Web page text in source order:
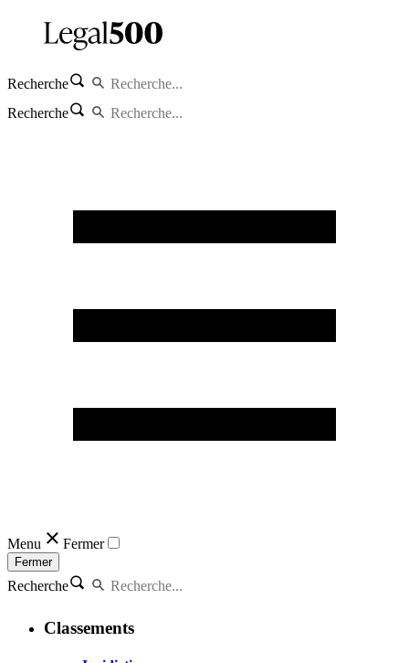
Recherche
Recherche
Menu Fermer
Fermer
Recherche
Classements